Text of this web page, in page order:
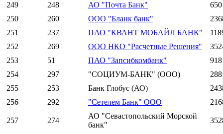
249
248 АО "Почта Банк"
650
250
260 ООО "Бланк банк"
251
237 ПАО "КВАНТ МОБАЙЛ БАНК"
252
269 ООО НКО "Расчетные Решения"
253
51 ПАО "Запсибкомбанк"
918
254
297 "СОЦИУМ-БАНК" (ООО)
255
253 Банк Глобус (АО)
256
292 "Сетелем Банк" ООО
257 274
АО "Севастопольский Морской
банк"